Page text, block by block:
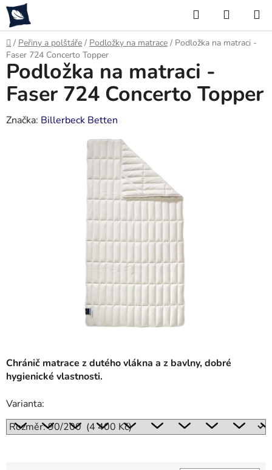
Přejít
na
obsah
Hledat
KOŠÍK
Domů
/ Peřiny a polštáře / Podložky na matrace / Podložka na matraci -
Faser 724 Concerto Topper
Chránič matrace z dutého vlákna a z bavlny, dobré
hygienické vlastnosti.
Varianta:
Podložka na matraci -
Faser 724 Concerto Topper
Značka: Billerbeck Betten